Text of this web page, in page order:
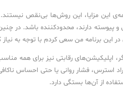
این مزایا، این روش‌ها بی‌نقص
و پیوسته دارند، محدودکننده باشد. در
من سعی کردم با توجه به نیاز کاربران میزان ساعت تمرکز را تا
اپلیکیشن‌های رقابتی نیز برای همه
استرس، فشار روانی یا حتی احساس
از آن‌ها بستگی دارد.